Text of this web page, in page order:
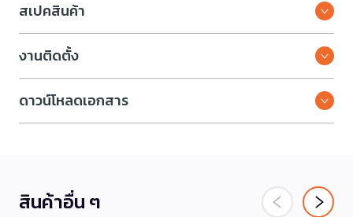
สเปคสินค้า
งานติดตั้ง
ดาวน์โหลดเอกสาร
สินค้าอื่น ๆ